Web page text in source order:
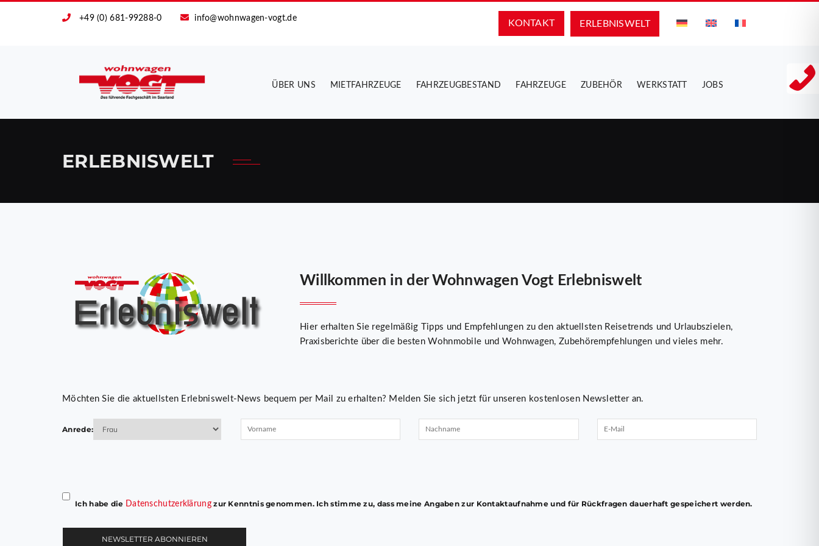
+49 (0) 681-99288-0 info@wohnwagen-vogt.de
ERLEBNIS­WELT
KONTAKT
ÜBER UNS MIETFAHRZEUGE FAHRZEUGBESTAND FAHRZEUGE ZUBEHÖR WERKSTATT JOBS
ERLEBNISWELT
Willkommen in der Wohnwagen Vogt Erlebniswelt
Hier erhalten Sie regelmäßig Tipps und Empfehlungen zu den aktuellsten Reisetrends und Urlaubszielen,
Praxisberichte über die besten Wohnmobile und Wohnwagen, Zubehörempfehlungen und vieles mehr.
Möchten Sie die aktuellsten Erlebniswelt-News bequem per Mail zu erhalten? Melden Sie sich jetzt für unseren kostenlosen Newsletter an.
Anrede:
dieses
Feld
Ich habe die Datenschutzerklärungzur Kenntnis genommen. Ich stimme zu, dass meine Angaben zur Kontaktaufnahme und für Rückfragen dauerhaft gespeichert werden.